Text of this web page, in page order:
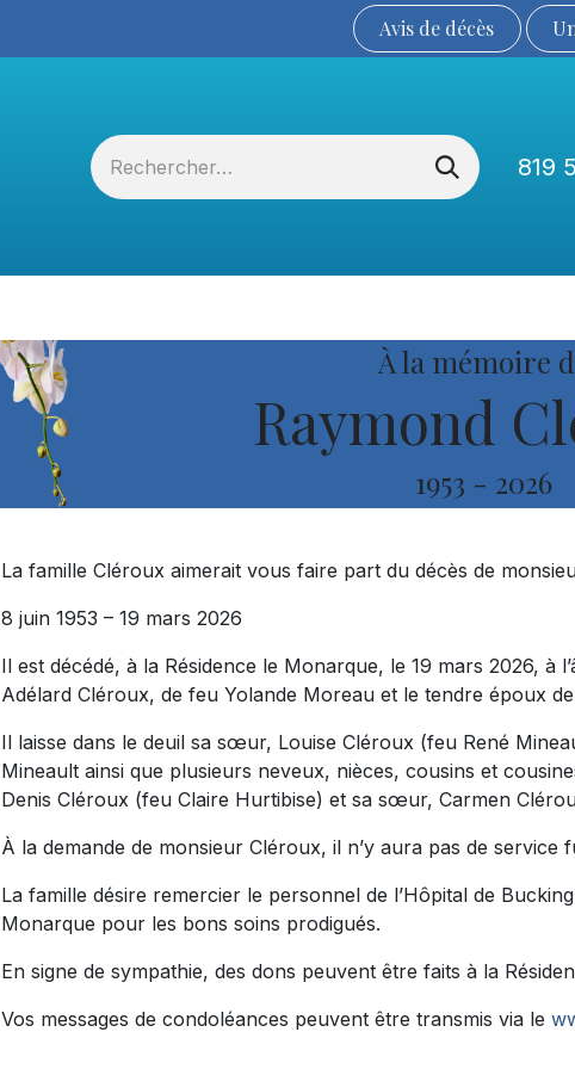
Avis de décès
819
À la mémoire
Raymond
1953 - 2026
La famille Cléroux aimerait vous faire part du décès de
8 juin 1953 – 19 mars 2026
Il est décédé, à la Résidence le Monarque, le 19 mars 2026, à
Adélard Cléroux, de feu Yolande Moreau et le tendre époux
Il laisse dans le deuil sa sœur, Louise Cléroux (feu René
Mineault ainsi que plusieurs neveux, nièces, cousins et
Denis Cléroux (feu Claire Hurtibise) et sa sœur, Carmen
À la demande de monsieur Cléroux, il n’y aura pas de service
La famille désire remercier le personnel de l’Hôpital de
Monarque pour les bons soins prodigués.
En signe de sympathie, des dons peuvent être faits à la
Vos messages de condoléances peuvent être transmis via le